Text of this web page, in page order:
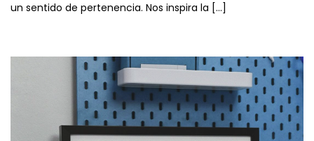
un sentido de pertenencia. Nos inspira la […]